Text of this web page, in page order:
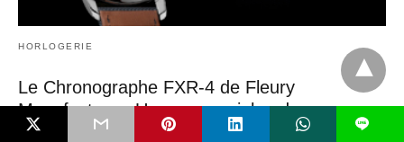
HORLOGERIE
Le Chronographe FXR-4 de Fleury
Manufacture : Un nouveau jalon dans
l’héritage horloger de la maison genevoise